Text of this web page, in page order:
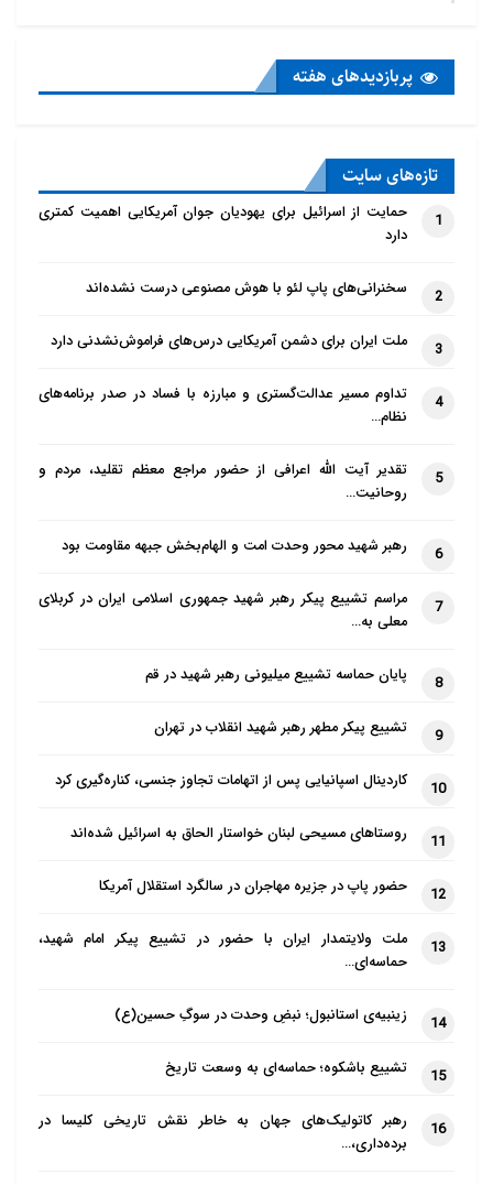
پربازدید‌های هفته
تازه‌‌های سایت
1
حمایت از اسرائیل برای یهودیان جوان آمریکایی اهمیت کمتری
دارد
2 سخنرانی‌های پاپ لئو با هوش مصنوعی درست نشده‌اند
3 ملت ایران برای دشمن آمریکایی درس‌های فراموش‌نشدنی دارد
4
تداوم مسیر عدالت‌گستری و مبارزه با فساد در صدر برنامه‌های
نظام…
5
تقدیر آیت الله اعرافی از حضور مراجع معظم تقلید، مردم و
روحانیت…
6 رهبر شهید محور وحدت امت و الهام‌بخش جبهه مقاومت بود
7
مراسم تشییع پیکر رهبر شهید جمهوری اسلامی ایران در کربلای
معلی به…
8 پایان حماسه تشییع میلیونی رهبر شهید در قم
9 تشییع پیکر مطهر رهبر شهید انقلاب در تهران
10 کاردینال اسپانیایی پس از اتهامات تجاوز جنسی، کناره‌گیری کرد
11 روستاهای مسیحی لبنان خواستار الحاق به اسرائیل شده‌اند
12 حضور پاپ در جزیره مهاجران در سالگرد استقلال آمریکا
13
ملت ولایتمدار ایران با حضور در تشییع پیکر امام شهید،
حماسه‌ای…
14 زینبیه‌ی استانبول؛ نبضِ وحدت در سوگِ حسین(ع)
15 تشییع باشکوه؛ حماسه‌ای به وسعت تاریخ
16
رهبر کاتولیک‌های جهان به خاطر نقش تاریخی کلیسا در
برده‌داری،…